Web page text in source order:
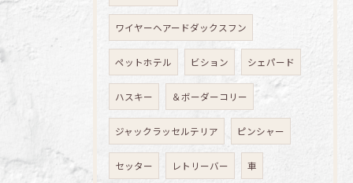
ワイヤーヘアードダックスフン
ペットホテル ビション シェパード
ハスキー ＆ボーダーコリー
ジャックラッセルテリア ピンシャー
セッター レトリーバー 車